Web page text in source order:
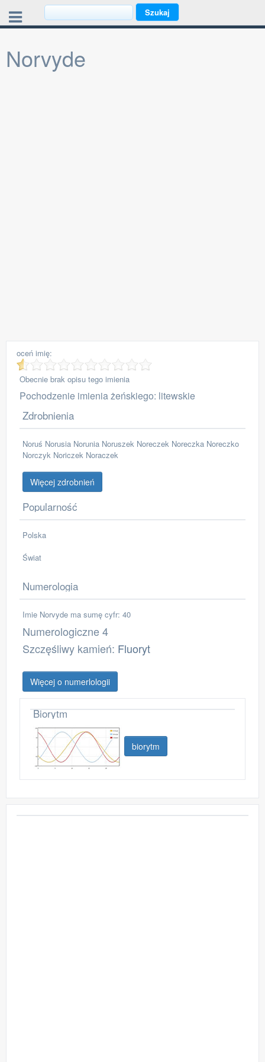
Norvyde
oceń imię:
Obecnie brak opisu tego imienia
Pochodzenie imienia żeńskiego: litewskie
Zdrobnienia
Noruś Norusia Norunia Noruszek Noreczek Noreczka Noreczko
Norczyk Noriczek Noraczek
Więcej zdrobnień
Popularność
Polska
Świat
Numerologia
Imie Norvyde ma sumę cyfr: 40
Numerologiczne 4
Szczęśliwy kamień: Fluoryt
Więcej o numerlologii
Biorytm
biorytm